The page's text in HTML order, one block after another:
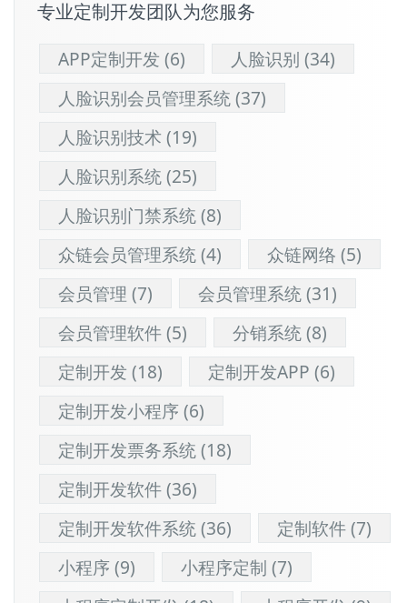
专业定制开发团队为您服务
APP定制开发 (6) 人脸识别 (34)
人脸识别会员管理系统(37)
人脸识别技术(19)
人脸识别系统(25)
人脸识别门禁系统(8)
众链会员管理系统(4) 众链网络 (5)
会员管理 (7) 会员管理系统(31)
会员管理软件(5) 分销系统(8)
定制开发 (18) 定制开发APP (6)
定制开发小程序(6)
定制开发票务系统(18)
定制开发软件(36)
定制开发软件系统(36) 定制软件(7)
小程序(9) 小程序定制 (7)